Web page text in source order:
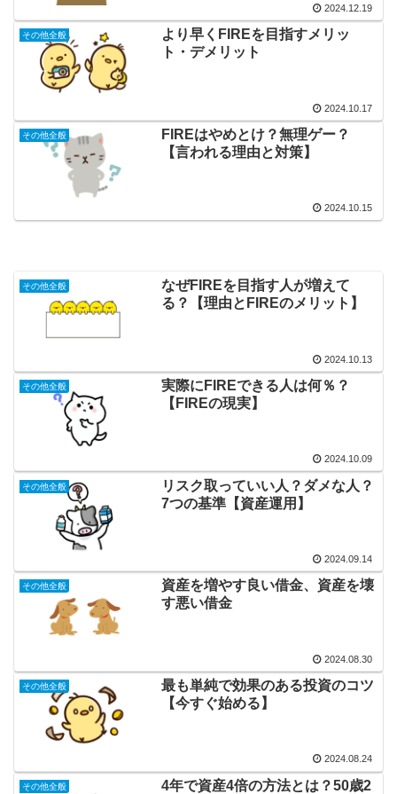
2024.12.19
その他全般
より早くFIREを目指すメリッ
ト・デメリット
2024.10.17
その他全般
FIREはやめとけ？無理ゲー？
【言われる理由と対策】
2024.10.15
その他全般
なぜFIREを目指す人が増えて
る？【理由とFIREのメリット】
2024.10.13
その他全般
実際にFIREできる人は何％？
【FIREの現実】
2024.10.09
その他全般
リスク取っていい人？ダメな人？
7つの基準【資産運用】
2024.09.14
その他全般
資産を増やす良い借金、資産を壊
す悪い借金
2024.08.30
その他全般
最も単純で効果のある投資のコツ
【今すぐ始める】
2024.08.24
その他全般
4年で資産4倍の方法とは？50歳2